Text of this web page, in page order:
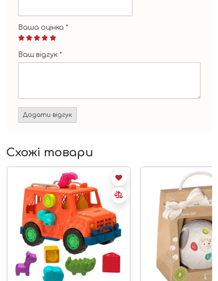
Ваша оцінка *
Ваш відгук *
Схожі товари